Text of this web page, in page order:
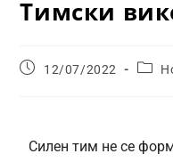
Тимски
12/07/2022
Силен тим не се